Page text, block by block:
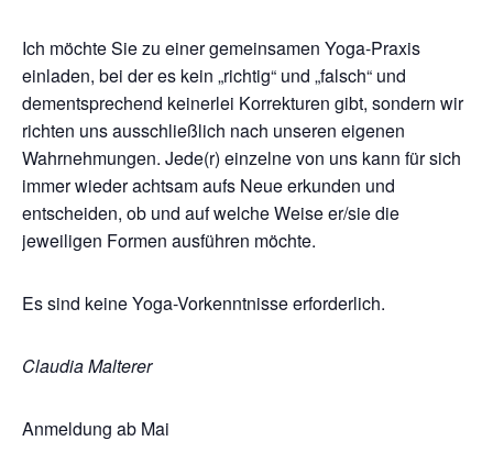
Ich möchte Sie zu einer gemeinsamen Yoga-Praxis
einladen, bei der es kein „richtig“ und „falsch“ und
dementsprechend keinerlei Korrekturen gibt, sondern wir
richten uns ausschließlich nach unseren eigenen
Wahrnehmungen. Jede(r) einzelne von uns kann für sich
immer wieder achtsam aufs Neue erkunden und
entscheiden, ob und auf welche Weise er/sie die
jeweiligen Formen ausführen möchte.
Es sind keine Yoga-Vorkenntnisse erforderlich.
Claudia Malterer
Anmeldung ab Mai